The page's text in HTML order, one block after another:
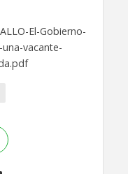
El-Gobierno-
vacante-